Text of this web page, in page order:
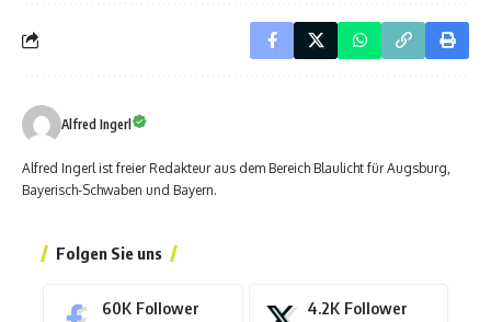
Alfred Ingerl
Alfred Ingerl ist freier Redakteur aus dem Bereich Blaulicht für Augsburg,
Bayerisch-Schwaben und Bayern.
Folgen Sie uns
60K Follower 4.2K Follower